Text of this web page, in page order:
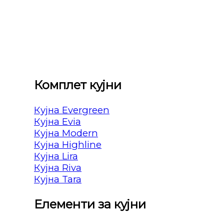
Комплет кујни
Кујна Evergreen
Кујна Evia
Кујна Modern
Кујна Highline
Кујна Lira
Кујна Riva
Кујна Tara
Елементи за кујни